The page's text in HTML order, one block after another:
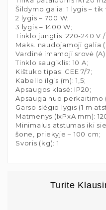
Šildymo galia: 1 lygis –
2 lygis – 700 W;
3 lygis – 1400 W;
Tinklo jungtis: 220-240 V /
Maks. naudojamoji galia
Vardinė imamoji srovė (A):
Tinklo saugiklis: 10 A;
Kištuko tipas: CEE 7/7;
Kabelio ilgis (m): 1,5;
Apsaugos klasė: IP20;
Apsauga nuo perkaitimo
Garso slėgio lygis (1 m
Matmenys (IxPxA mm):
Minimalus atstumas iki
šone, priekyje – 100 cm;
Svoris (kg): 1
Turite